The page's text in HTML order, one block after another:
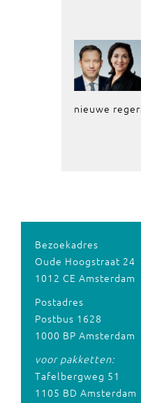
nieuwe
Bezoekadres
Oude Hoogstraat 24
1012 CE Amsterdam
Postadres
Postbus 1628
1000 BP Amsterdam
voor pakketten:
Tafelbergweg 51
1105 BD Amsterdam